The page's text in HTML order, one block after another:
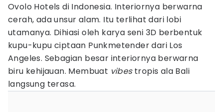
Ovolo Hotels di Indonesia. Interiornya berwarna
cerah, ada unsur alam. Itu terlihat dari lobi
utamanya. Dihiasi oleh karya seni 3D berbentuk
kupu-kupu ciptaan Punkmetender dari Los
Angeles. Sebagian besar interiornya berwarna
biru kehijauan. Membuat vibestropis ala Bali
langsung terasa.